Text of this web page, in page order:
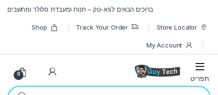
ברוכים הבאים לגיא-טק – חנות ומעבדת סלולר ומחשבים
Store Locator
Track Your Order
Shop
My Account
0
חיפוש עבור: